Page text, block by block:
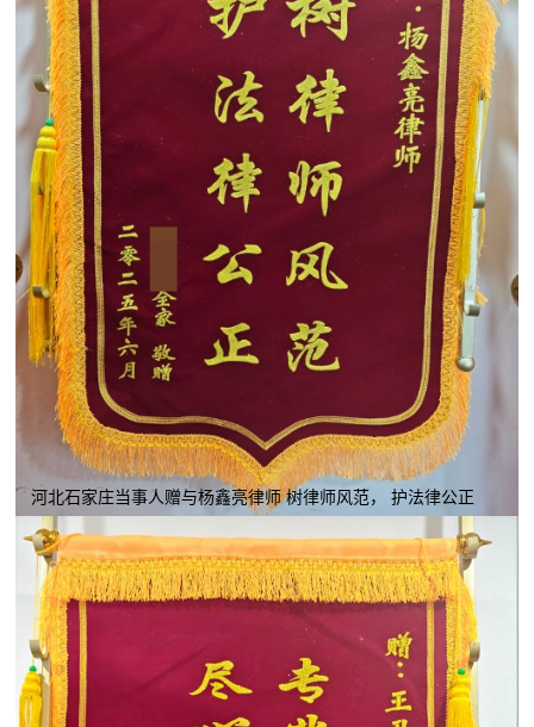
河北石家庄当事人赠与杨鑫亮律师 树律师风范， 护法律公正